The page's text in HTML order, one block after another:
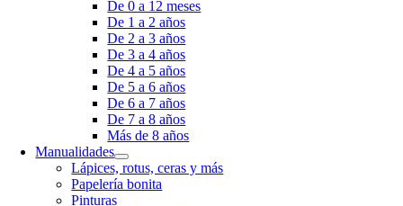
De 0 a 12 meses
De 1 a 2 años
De 2 a 3 años
De 3 a 4 años
De 4 a 5 años
De 5 a 6 años
De 6 a 7 años
De 7 a 8 años
Más de 8 años
Manualidades
Lápices, rotus, ceras y más
Papelería bonita
Pinturas